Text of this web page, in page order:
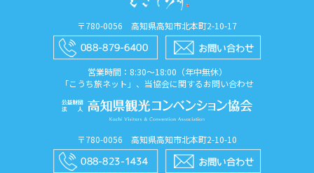
〒780-0056 高知県高知市北本町2-10-17
営業時間：8:30〜18:00（年中無休）
「こうち旅ネット」、当協会に関するお問い合わせ
〒780-0056 高知県高知市北本町2-10-10